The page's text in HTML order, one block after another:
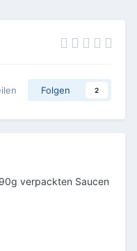
Folgen 2
verpackten Saucen